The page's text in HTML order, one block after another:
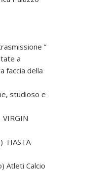
”
a
faccia della
studioso e
HASTA
Atleti Calcio